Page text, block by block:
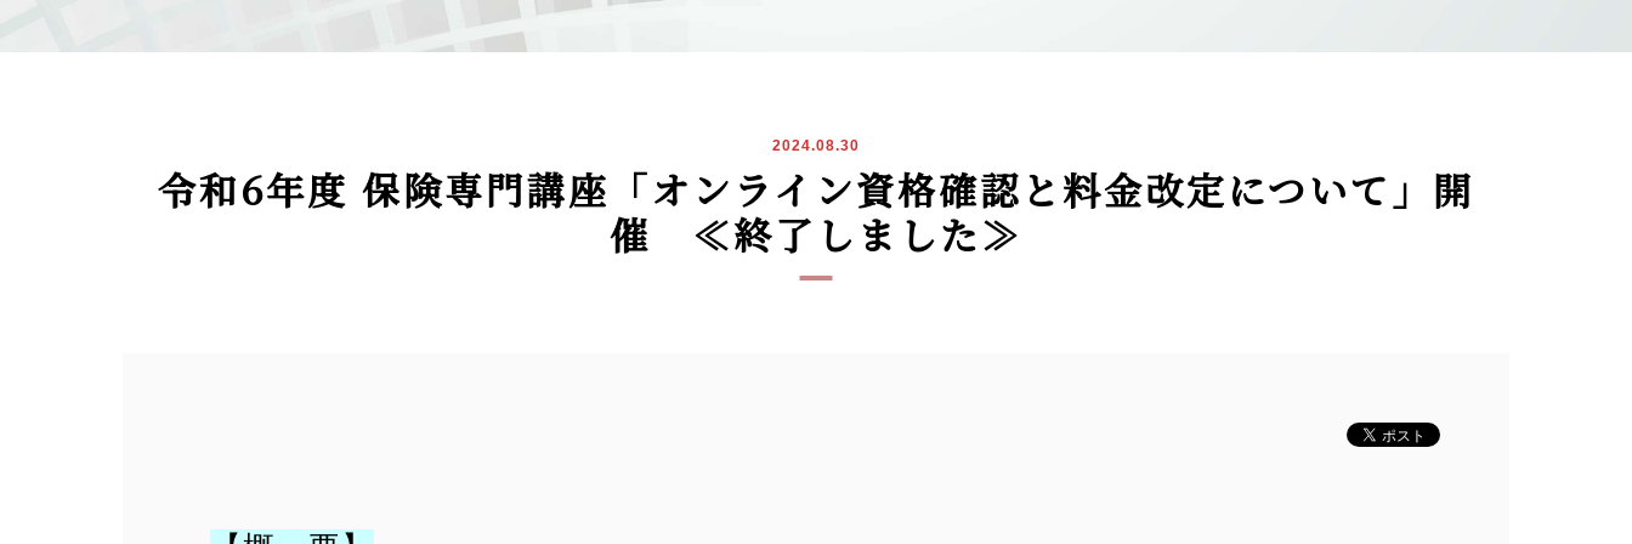
2024.08.30
令和6年度 保険専門講座「オンライン資格確認と料金改定について」開
催 ≪終了しました≫